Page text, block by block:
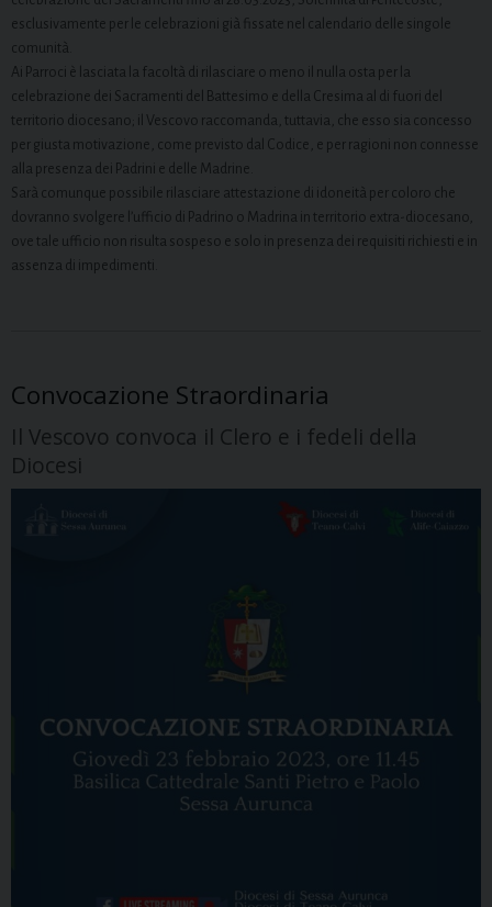
esclusivamente per le celebrazioni già fissate nel calendario delle singole
comunità.
Ai Parroci è lasciata la facoltà di rilasciare o meno il nulla osta per la
celebrazione dei Sacramenti del Battesimo e della Cresima al di fuori del
territorio diocesano; il Vescovo raccomanda, tuttavia, che esso sia concesso
per giusta motivazione, come previsto dal Codice, e per ragioni non connesse
alla presenza dei Padrini e delle Madrine.
Sarà comunque possibile rilasciare attestazione di idoneità per coloro che
dovranno svolgere l’ufficio di Padrino o Madrina in territorio extra-diocesano,
ove tale ufficio non risulta sospeso e solo in presenza dei requisiti richiesti e in
assenza di impedimenti.
Convocazione Straordinaria
Il Vescovo convoca il Clero e i fedeli della
Diocesi